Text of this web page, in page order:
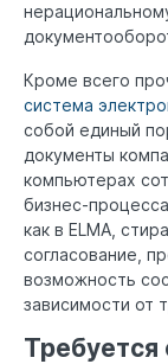
Кроме всего
система
собой единый
документы
компьютерах
бизнес-
как в ELMA,
согласование,
возможность
зависимости от
Требуется